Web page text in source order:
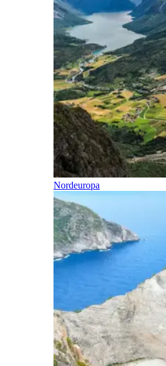
Nordeuropa